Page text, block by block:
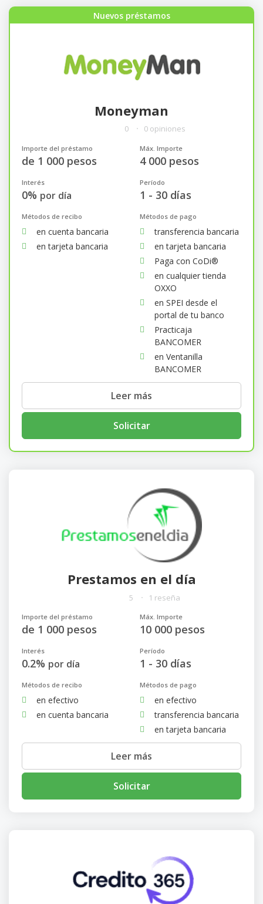
Nuevos préstamos
Moneyman
0 0 opiniones
Importe del préstamo
de 1 000 pesos
Máx. Importe
4 000 pesos
Interés
0% por día
Período
1 - 30 días
Métodos de recibo
en cuenta bancaria
en tarjeta bancaria
Métodos de pago
transferencia bancaria
en tarjeta bancaria
Paga con CoDi®
en cualquier tienda
OXXO
en SPEI desde el
portal de tu banco
Practicaja
BANCOMER
en Ventanilla
BANCOMER
Leer más
Solicitar
Prestamos en el día
5 1 reseña
Importe del préstamo
de 1 000 pesos
Máx. Importe
10 000 pesos
Interés
0.2% por día
Período
1 - 30 días
Métodos de recibo
en efectivo
en cuenta bancaria
Métodos de pago
en efectivo
transferencia bancaria
en tarjeta bancaria
Leer más
Solicitar